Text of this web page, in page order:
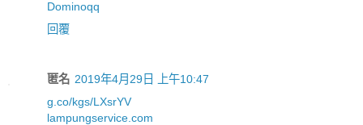
Dominoqq
回覆
匿名 2019年4月29日 上午10:47
g.co/kgs/LXsrYV
lampungservice.com